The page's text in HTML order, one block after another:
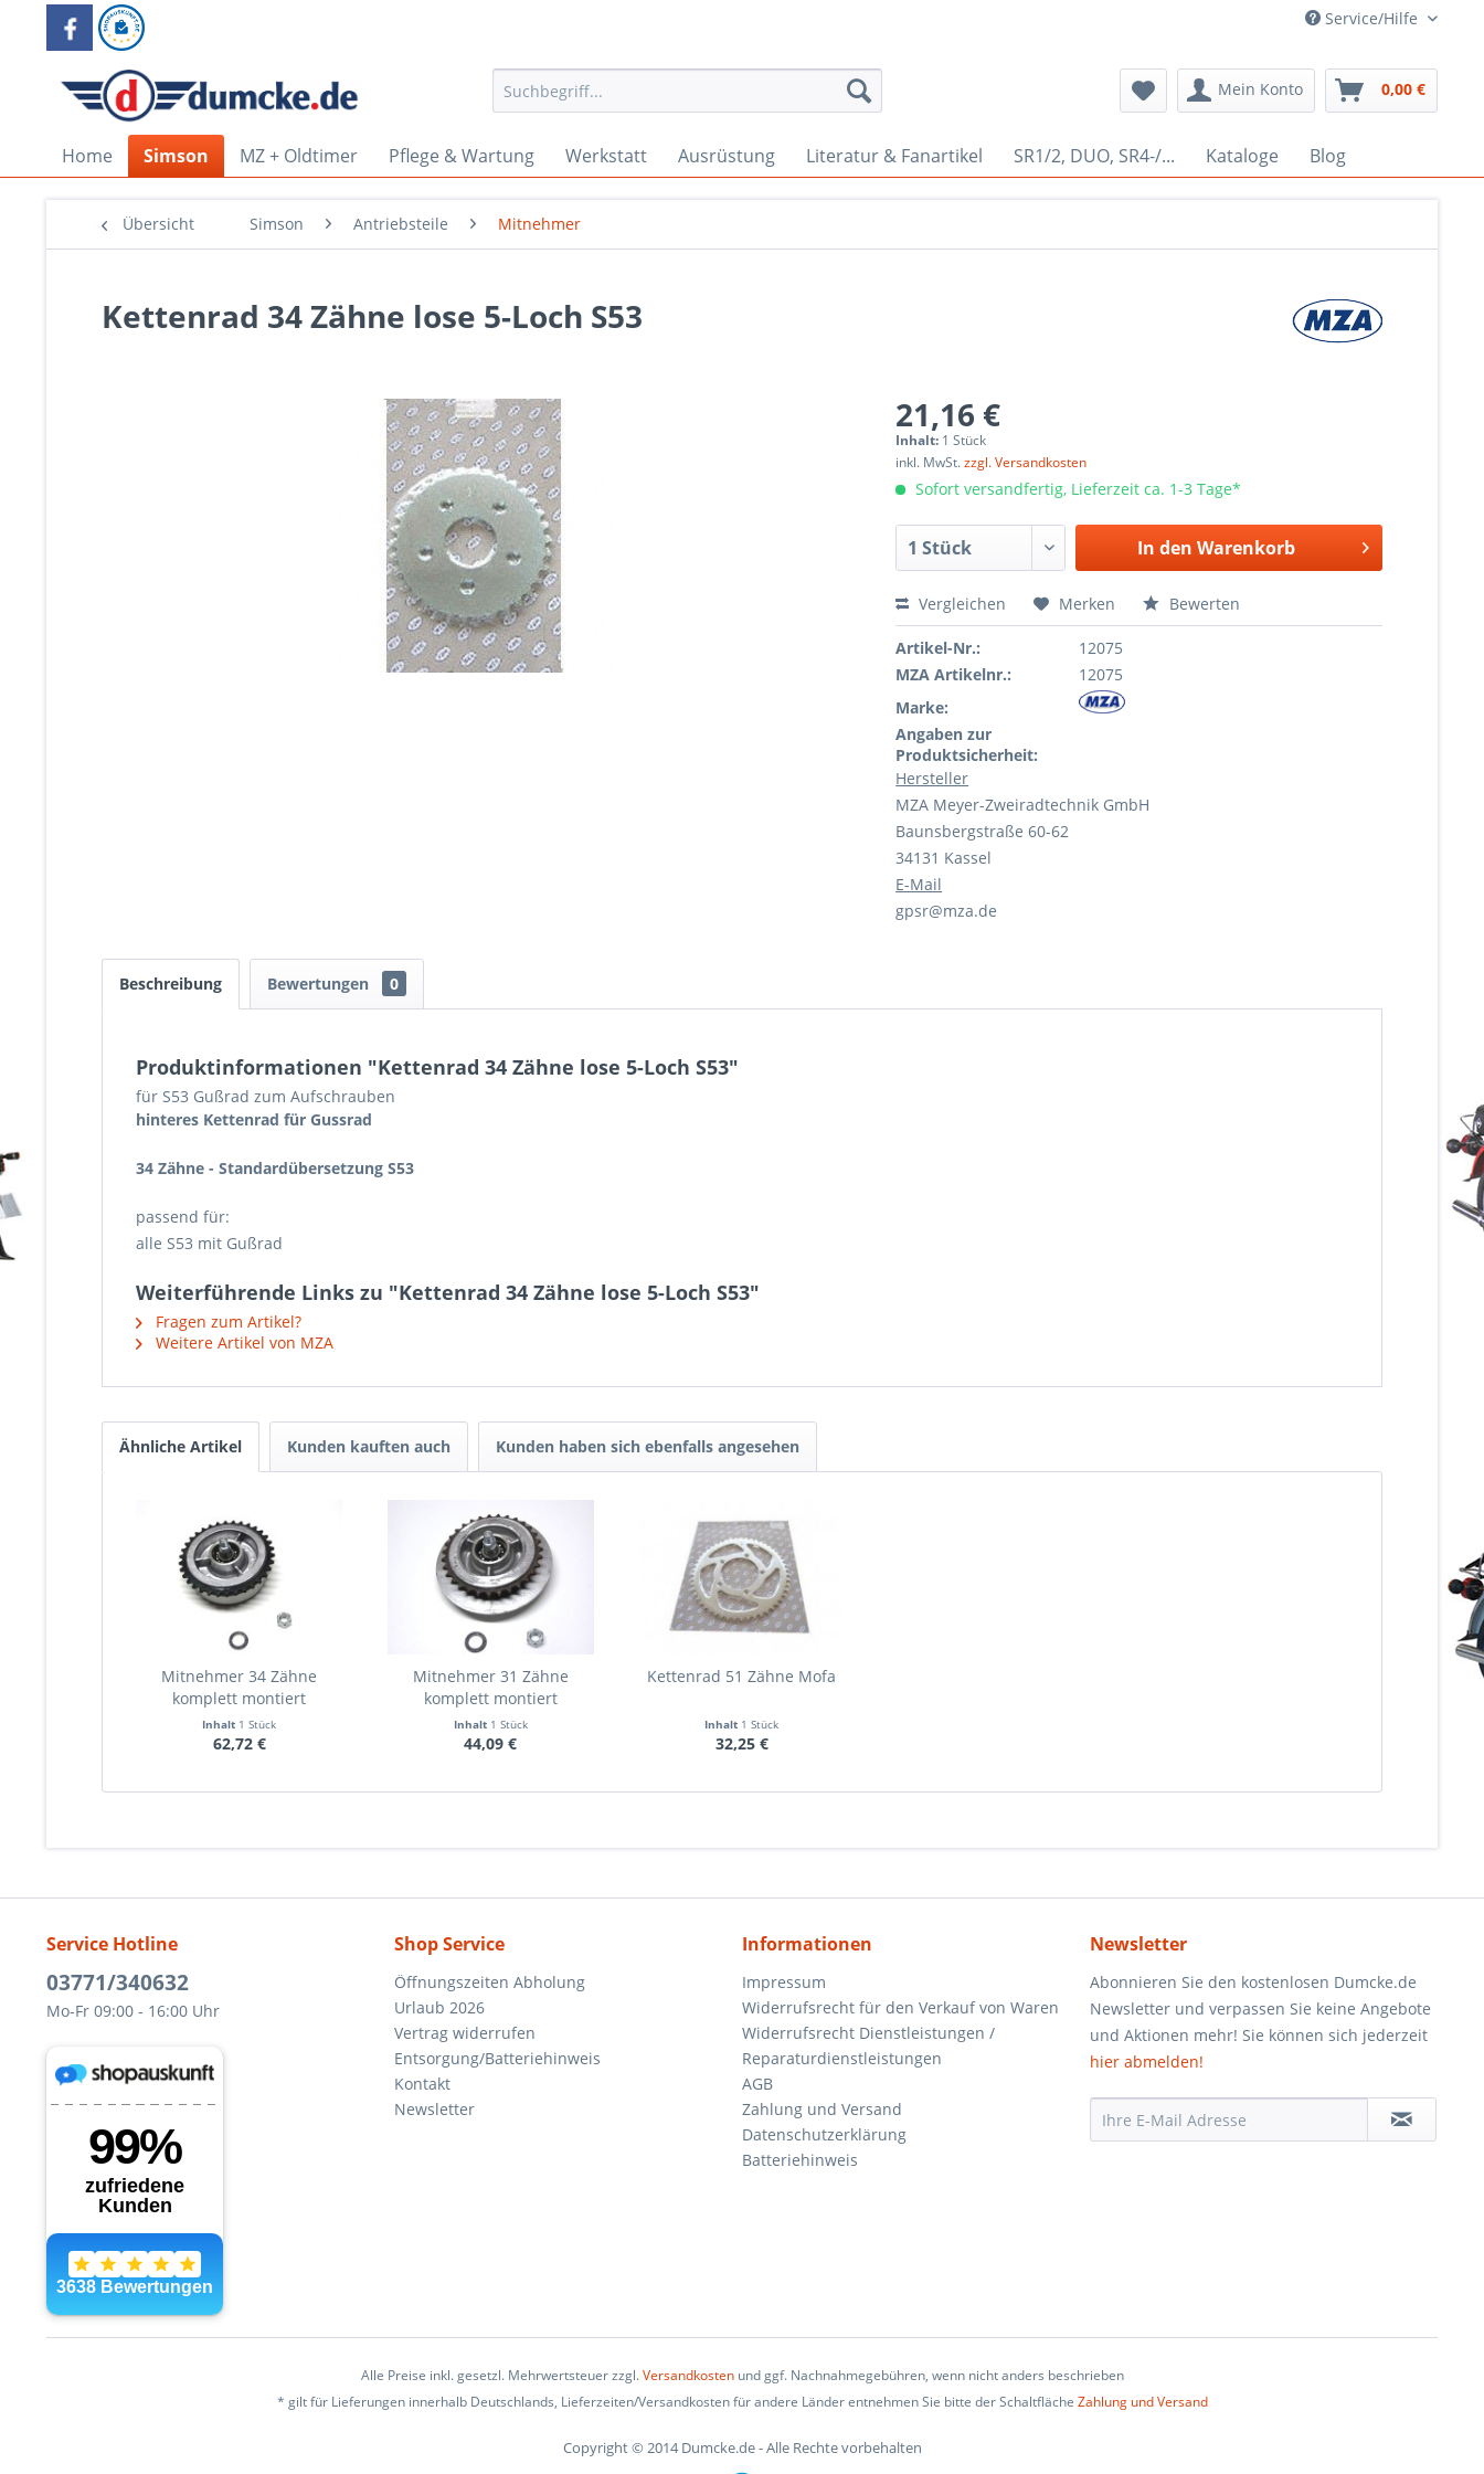
Service/Hilfe
Mein Konto 0,00 €
Home Simson MZ + Oldtimer Pflege & Wartung Werkstatt Ausrüstung Literatur & Fanartikel SR1/2, DUO, SR4-/... Kataloge Blog
Übersicht Simson Antriebsteile Mitnehmer
Kettenrad 34 Zähne lose 5-Loch S53
21,16 €
Inhalt: 1 Stück
inkl. MwSt.zzgl. Versandkosten
Sofort versandfertig, Lieferzeit ca. 1-3 Tage*
In den Warenkorb
Vergleichen Merken Bewerten
Artikel-Nr.:
12075
MZA Artikelnr.:
12075
Marke:
Angaben zur
Produktsicherheit:
Hersteller
MZA Meyer-Zweiradtechnik GmbH
Baunsbergstraße 60-62
34131 Kassel
E-Mail
gpsr@mza.de
Beschreibung Bewertungen 0
Produktinformationen "Kettenrad 34 Zähne lose 5-Loch S53"
für S53 Gußrad zum Aufschrauben
hinteres Kettenrad für Gussrad
34 Zähne - Standardübersetzung S53
passend für:
alle S53 mit Gußrad
Weiterführende Links zu "Kettenrad 34 Zähne lose 5-Loch S53"
Fragen zum Artikel?
Weitere Artikel von MZA
Ähnliche Artikel Kunden kauften auch Kunden haben sich ebenfalls angesehen
Mitnehmer 34 Zähne
komplett montiert
Inhalt 1 Stück
62,72 €
Mitnehmer 31 Zähne
komplett montiert
Inhalt 1 Stück
44,09 €
Kettenrad 51 Zähne Mofa
Inhalt 1 Stück
32,25 €
Service Hotline
03771/340632
Mo-Fr 09:00 - 16:00 Uhr
Shop Service
Öffnungszeiten Abholung
Urlaub 2026
Vertrag widerrufen
Entsorgung/Batteriehinweis
Kontakt
Newsletter
Informationen
Impressum
Widerrufsrecht für den Verkauf von Waren
Widerrufsrecht Dienstleistungen /
Reparaturdienstleistungen
AGB
Zahlung und Versand
Datenschutzerklärung
Batteriehinweis
Newsletter
Abonnieren Sie den kostenlosen Dumcke.de
Newsletter und verpassen Sie keine Angebote
und Aktionen mehr! Sie können sich jederzeit
hier abmelden!
Alle Preise inkl. gesetzl. Mehrwertsteuer zzgl.Versandkostenund ggf. Nachnahmegebühren, wenn nicht anders beschrieben
* gilt für Lieferungen innerhalb Deutschlands, Lieferzeiten/Versandkosten für andere Länder entnehmen Sie bitte der Schaltfläche Zahlung und Versand
Copyright © 2014 Dumcke.de - Alle Rechte vorbehalten